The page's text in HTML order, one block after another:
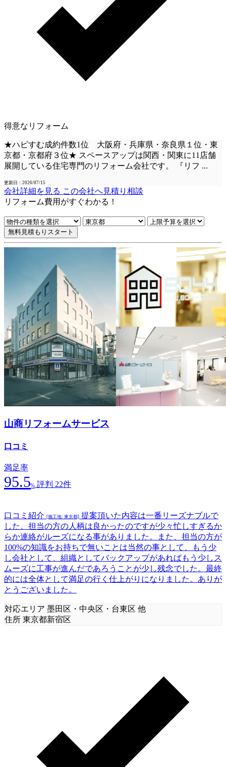
得意なリフォーム
★ハピすむ成約件数1位 大阪府・兵庫県・奈良県１位・東
京都・京都府３位★ スペースアップは関西・関東に11店舗
展開している住宅専門のリフォーム会社です。 『リフ ...
更新日：2026/07/15
会社詳細を見る この会社へ見積り相談
リフォーム費用 がすぐわかる！
無料見積もりスタート
山商リフォームサービス
口コミ
満足率
95.5% 評判 22件
口コミ紹介 [施工地: 東京都] 提案頂いた内容は一番リーズナブルで
した。担当の方の人柄は良かったのですが少々忙しすぎるか
らか連絡がルーズになる事がありました。また、担当の方が
100%の知識をお持ちで無いことは当然の事として、もう少
し会社として、組織としてバックアップがあればもう少しス
ムーズに工事が進んだであろうことが少し残念でした。最終
的には全体として満足の行く仕上がりになりました。ありが
とうございました。
対応エリア 墨田区・中央区・台東区 他
住所 東京都新宿区